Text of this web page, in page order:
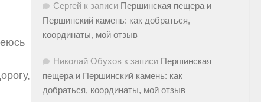
Сергей к записи Першинская пещера и
Першинский камень: как добраться,
координаты, мой отзыв
Николай Обухов к записи Першинская
пещера и Першинский камень: как
добраться, координаты, мой отзыв